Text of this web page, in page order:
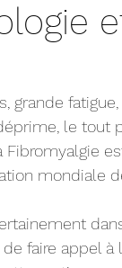
grande
le tout
Fibromyalgie
mondiale
faire appel